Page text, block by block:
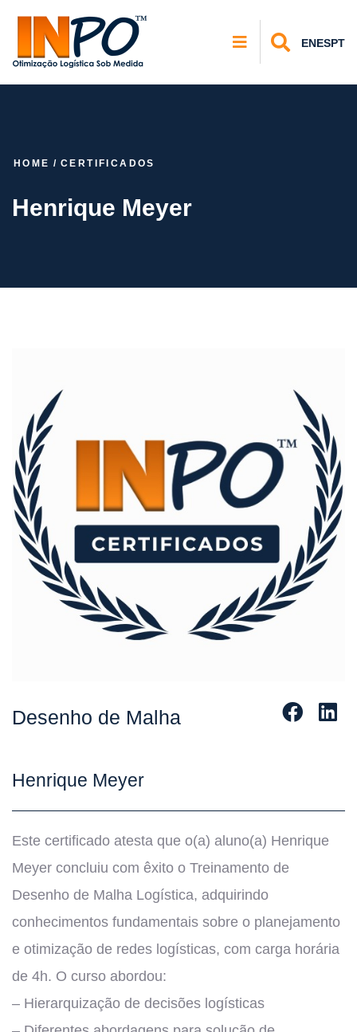
ENESPT
HOME / CERTIFICADOS
Henrique Meyer
Desenho de Malha
Henrique Meyer
Este certificado atesta que o(a) aluno(a) Henrique
Meyer concluiu com êxito o Treinamento de
Desenho de Malha Logística, adquirindo
conhecimentos fundamentais sobre o planejamento
e otimização de redes logísticas, com carga horária
de 4h. O curso abordou:
– Hierarquização de decisões logísticas